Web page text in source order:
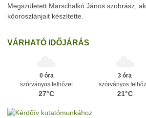
Megszületett Marschalkó János szobrász,
kőoroszlánjait készítette.
VÁRHATÓ IDŐJÁRÁS
0 óra
szórványos felhőzet
27°C
3 óra
szórványos
21°C